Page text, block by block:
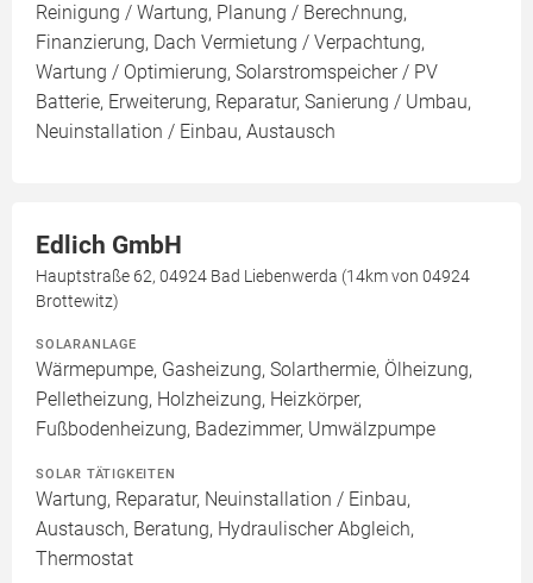
Reinigung / Wartung, Planung / Berechnung,
Finanzierung, Dach Vermietung / Verpachtung,
Wartung / Optimierung, Solarstromspeicher / PV
Batterie, Erweiterung, Reparatur, Sanierung / Umbau,
Neuinstallation / Einbau, Austausch
Edlich GmbH
Hauptstraße 62, 04924 Bad Liebenwerda (14km von 04924
Brottewitz)
SOLARANLAGE
Wärmepumpe, Gasheizung, Solarthermie, Ölheizung,
Pelletheizung, Holzheizung, Heizkörper,
Fußbodenheizung, Badezimmer, Umwälzpumpe
SOLAR TÄTIGKEITEN
Wartung, Reparatur, Neuinstallation / Einbau,
Austausch, Beratung, Hydraulischer Abgleich,
Thermostat